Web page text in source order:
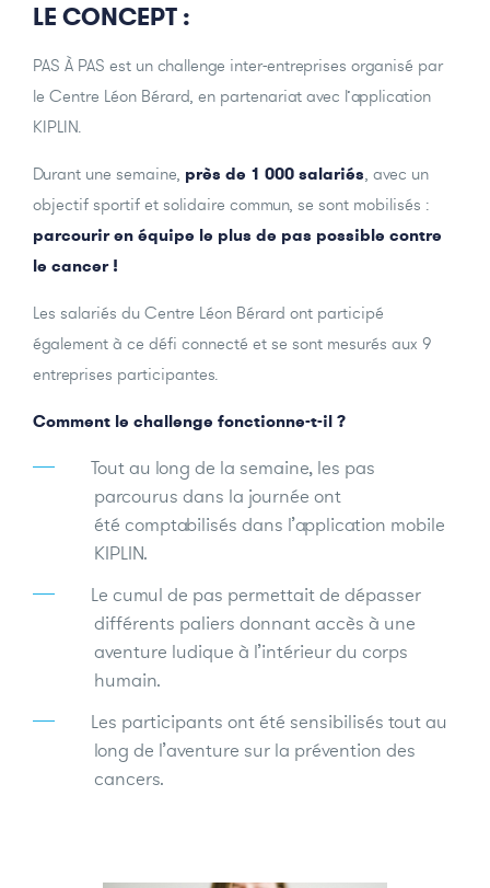
LE CONCEPT :
PAS À PAS est un challenge inter-entreprises organisé par
le Centre Léon Bérard, en partenariat avec l’application
KIPLIN.
Durant une semaine, près de 1 000 salariés, avec un
objectif sportif et solidaire commun, se sont mobilisés :
parcourir en équipe le plus de pas possible contre
le cancer !
Les salariés du Centre Léon Bérard ont participé
également à ce défi connecté et se sont mesurés aux 9
entreprises participantes.
Comment le challenge fonctionne-t-il ?
Tout au long de la semaine, les pas
parcourus dans la journée ont
été comptabilisés dans l’application mobile
KIPLIN.
Le cumul de pas permettait de dépasser
différents paliers donnant accès à une
aventure ludique à l’intérieur du corps
humain.
Les participants ont été sensibilisés tout au
long de l’aventure sur la prévention des
cancers.